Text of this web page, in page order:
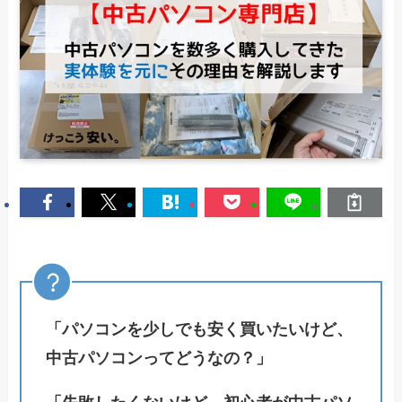
「パソコンを少しでも安く買いたいけど、
中古パソコンってどうなの？」